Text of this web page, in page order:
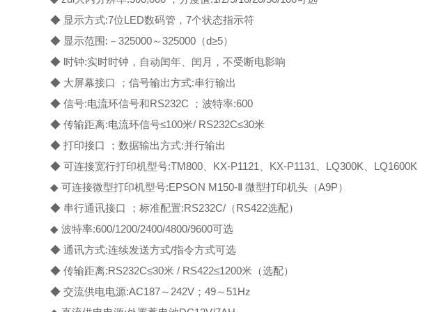
◆ 显示方式:7位LED数码管，7个状态指示符
◆ 显示范围:－325000～325000（d≥5）
◆ 时钟:实时时钟，自动闰年、闰月，不受断电影响
◆ 大屏幕接口 ；信号输出方式:串行输出
◆ 信号:电流环信号和RS232C ；波特率:600
◆ 传输距离:电流环信号≤100米/ RS232C≤30米
◆ 打印接口 ；数据输出方式:并行输出
◆ 可连接宽行打印机型号:TM800、KX-P1121、KX-P1131、LQ300K、LQ1600K
◆ 可连接微型打印机型号:EPSON M150-Ⅱ 微型打印机头（A9P）
◆ 串行通讯接口 ；标准配置:RS232C/（RS422选配）
◆ 波特率:600/1200/2400/4800/9600可选
◆ 通讯方式:连续发送方式/指令方式可选
◆ 传输距离:RS232C≤30米 / RS422≤1200米（选配）
◆ 交流供电电源:AC187～242V；49～51Hz